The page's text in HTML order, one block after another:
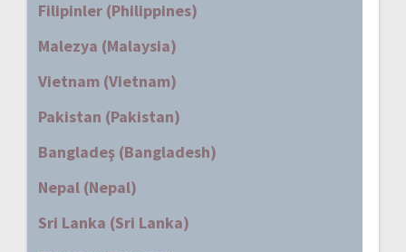
Filipinler (Philippines)
Malezya (Malaysia)
Vietnam (Vietnam)
Pakistan (Pakistan)
Bangladeş (Bangladesh)
Nepal (Nepal)
Sri Lanka (Sri Lanka)